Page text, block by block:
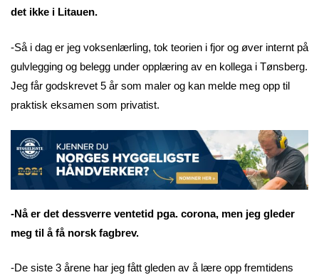
det ikke i Litauen.
-Så i dag er jeg voksenlærling, tok teorien i fjor og øver internt på
gulvlegging og belegg under opplæring av en kollega i Tønsberg.
Jeg får godskrevet 5 år som maler og kan melde meg opp til
praktisk eksamen som privatist.
-Nå er det dessverre ventetid pga. corona, men jeg gleder
meg til å få norsk fagbrev.
-De siste 3 årene har jeg fått gleden av å lære opp fremtidens